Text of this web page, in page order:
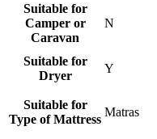
Suitable for
Camper or
Caravan
N
Suitable for
Dryer
Y
Suitable for
Type of Mattress
Matras